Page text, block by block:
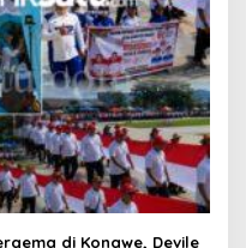
di Konawe, Devile